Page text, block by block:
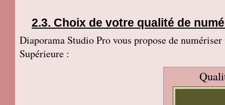
Choix de votre qualité de
Diaporama Studio Pro vous propose de
Supérieure :